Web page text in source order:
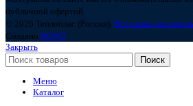
публичной офертой.
© 2026 Теплоплас (Россия). Все права
Создано BOND
Закрыть
Поиск
Меню
Каталог